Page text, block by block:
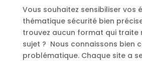
Vous souhaitez sensibiliser vos
thématique sécurité bien
trouvez aucun format qui traite
sujet ? Nous connaissons bien
problématique. Chaque site a